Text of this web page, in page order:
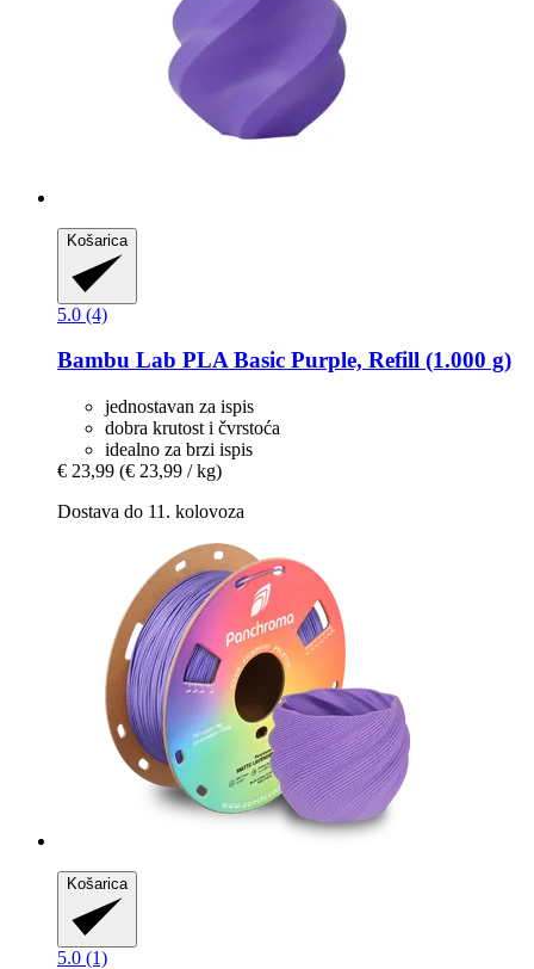
Košarica
5.0 (4)
Bambu Lab PLA Basic Purple, Refill (1.000 g)
jednostavan za ispis
dobra krutost i čvrstoća
idealno za brzi ispis
€ 23,99 (€ 23,99 / kg)
Dostava do 11. kolovoza
Košarica
5.0 (1)